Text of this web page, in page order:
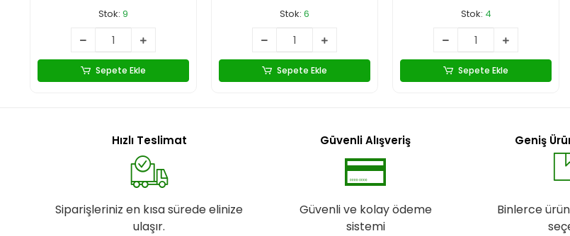
Stok: 9
Sepete Ekle
Stok: 6
Sepete Ekle
Stok: 4
Sepete Ekle
Hızlı Teslimat
Siparişleriniz en kısa sürede elinize
ulaşır.
Güvenli Alışveriş
Güvenli ve kolay ödeme
sistemi
Geniş
Binlerce